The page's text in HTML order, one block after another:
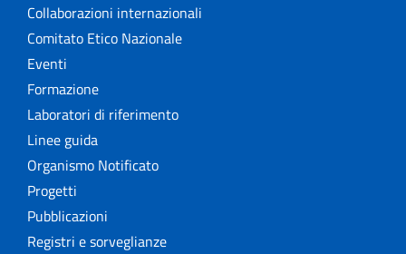
Collaborazioni internazionali
Comitato Etico Nazionale
Eventi
Formazione
Laboratori di riferimento
Linee guida
Organismo Notificato
Progetti
Pubblicazioni
Registri e sorveglianze